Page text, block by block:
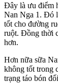
Đây là ưu điểm
Nan Nga 1. Đó
tốt cho đường
ruột. Đồng thời
hơn.
Hơn nữa sữa
không tốt trong
trạng táo bón